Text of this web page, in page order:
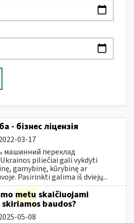
- бізнес ліцензія
03-17
машинний переклад
piliečiai gali vykdyti
gamybinę, kūrybinę ar
Pasirinkti galima iš dviejų...
metu skaičiuojami
skiriamos baudos?
05-08